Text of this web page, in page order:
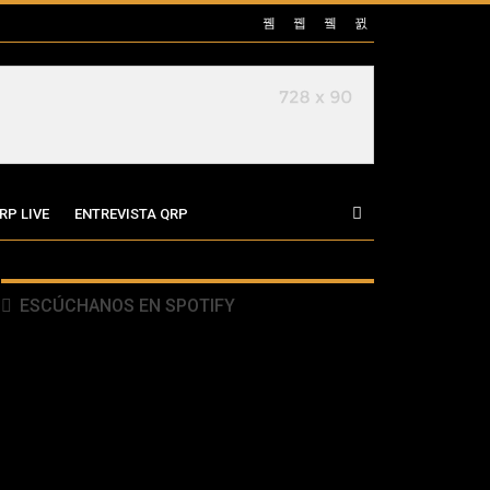
LIVE ENTREVISTA QRP
ESCÚCHANOS EN SPOTIFY